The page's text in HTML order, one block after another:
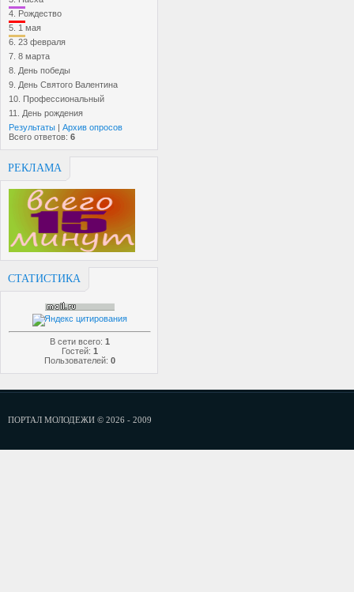
4. Рождество
5. 1 мая
6. 23 февраля
7. 8 марта
8. День победы
9. День Святого Валентина
10. Профессиональный
11. День рождения
Результаты | Архив опросов
Всего ответов: 6
РЕКЛАМА
СТАТИСТИКА
В сети всего: 1
Гостей: 1
Пользователей: 0
ПОРТАЛ МОЛОДЕЖИ © 2026 - 2009